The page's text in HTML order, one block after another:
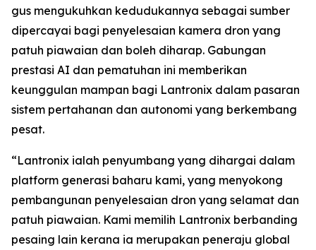
gus mengukuhkan kedudukannya sebagai sumber
dipercayai bagi penyelesaian kamera dron yang
patuh piawaian dan boleh diharap. Gabungan
prestasi AI dan pematuhan ini memberikan
keunggulan mampan bagi Lantronix dalam pasaran
sistem pertahanan dan autonomi yang berkembang
pesat.
“Lantronix ialah penyumbang yang dihargai dalam
platform generasi baharu kami, yang menyokong
pembangunan penyelesaian dron yang selamat dan
patuh piawaian. Kami memilih Lantronix berbanding
pesaing lain kerana ia merupakan peneraju global